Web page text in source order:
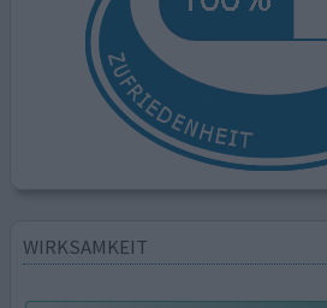
WIRKSAMKEIT